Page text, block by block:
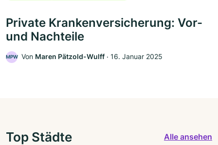
Private Krankenversicherung: Vor-
und Nachteile
MPW Von Maren Pätzold-Wulff ‧ 16. Januar 2025
Top Städte Alle ansehen